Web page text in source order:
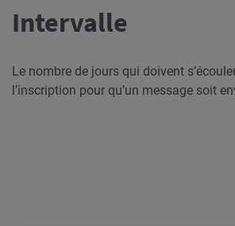
Intervalle
Le nombre de jours qui doivent
l’inscription pour qu’un message soit